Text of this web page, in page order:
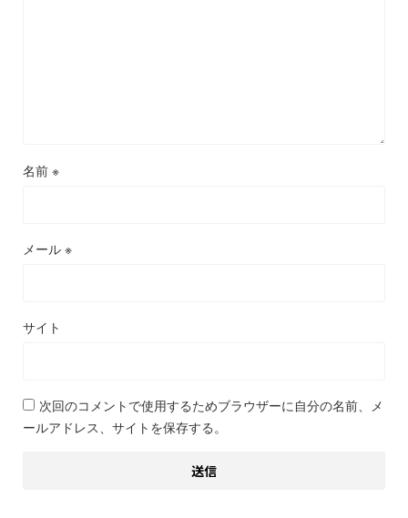
名前 ※
メール ※
サイト
次回のコメントで使用するためブラウザーに自分の名前、メ
ールアドレス、サイトを保存する。